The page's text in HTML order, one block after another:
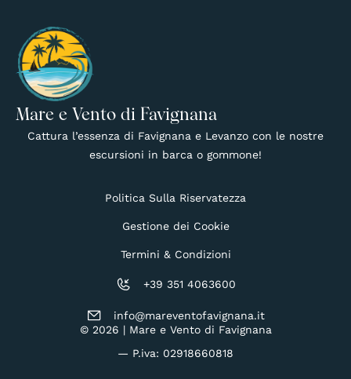
Mare e Vento di Favignana
Cattura l’essenza di Favignana e Levanzo con le nostre
escursioni in barca o gommone!
+39 351 4063600
info@mareventofavignana.it
© 2026 | Mare e Vento di Favignana
— P.iva: 02918660818
Politica Sulla Riservatezza
Gestione dei Cookie
Termini & Condizioni